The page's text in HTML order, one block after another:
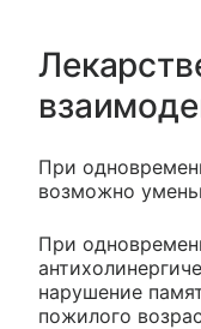
При
возможно
При
нарушение
пожилого